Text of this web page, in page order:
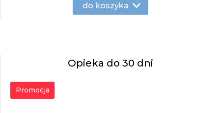
do koszyka
Opieka do 30 dni
Promocja